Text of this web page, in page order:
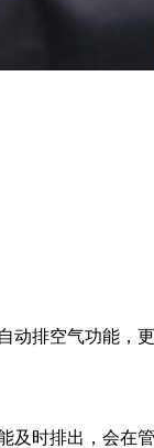
排空气功能，
时排出，会在